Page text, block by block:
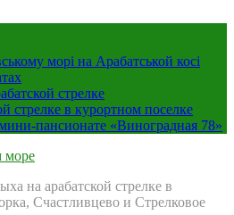
морі на Арабатськой косі
стрелке
стрелке в курортном поселке
пансионате «Виноградная 78»
море
на арабатской стрелке в
Счастливцево и Стрелковое